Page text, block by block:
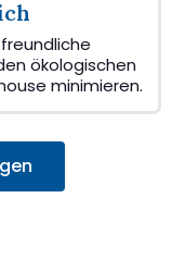
ökologischen
minimieren.